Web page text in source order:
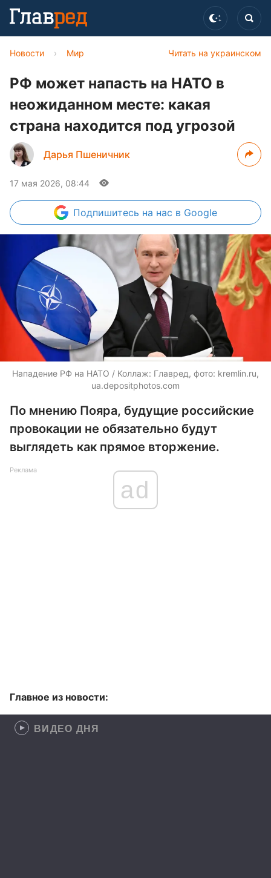
Читать на украинском
Новости › Мир
РФ может напасть на НАТО в
неожиданном месте: какая
страна находится под угрозой
Дарья Пшеничник
17 мая 2026, 08:44
Подпишитесь на нас в Google
Нападение РФ на НАТО / Коллаж: Главред, фото: kremlin.ru,
ua.depositphotos.com
По мнению Пояра, будущие российские
провокации не обязательно будут
выглядеть как прямое вторжение.
Реклама
ad
Главное из новости:
ВИДЕО ДНЯ